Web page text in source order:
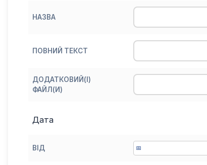
НАЗВА
ПОВНИЙ ТЕКСТ
ДОДАТКОВИЙ(І)
ФАЙЛ(И)
Дата
ВІД 📅